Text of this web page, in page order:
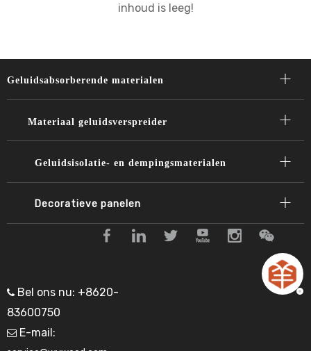
inhoud is leeg!
Geluidsabsorberende materialen
Materiaal geluidsverspreider
Geluidsisolatie- en dempingsmaterialen
Decoratieve panelen​​​​​
 Bel ons nu: +8620-
83600750
 E-mail: